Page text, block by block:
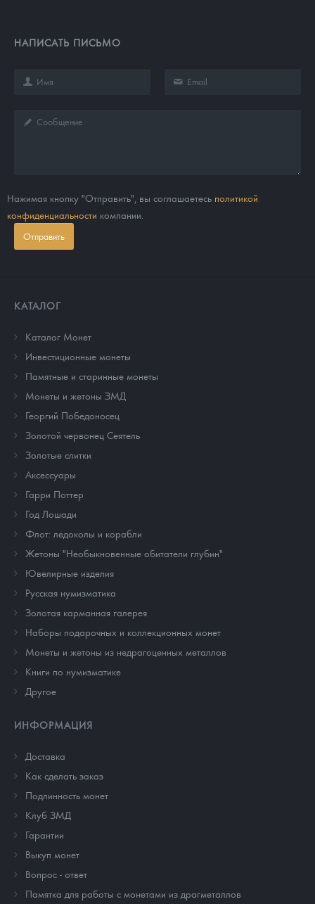
НАПИСАТЬ ПИСЬМО
Нажимая кнопку "Отправить", вы соглашаетесь политикой
конфиденциальности компании.
Отправить
КАТАЛОГ
Каталог Монет
Инвестиционные монеты
Памятные и старинные монеты
Монеты и жетоны ЗМД
Георгий Победоносец
Золотой червонец Сеятель
Золотые слитки
Аксессуары
Гарри Поттер
Год Лошади
Флот: ледоколы и корабли
Жетоны "Необыкновенные обитатели глубин"
Ювелирные изделия
Русская нумизматика
Золотая карманная галерея
Наборы подарочных и коллекционных монет
Монеты и жетоны из недрагоценных металлов
Книги по нумизматике
Другое
ИНФОРМАЦИЯ
Доставка
Как сделать заказ
Подлинность монет
Клуб ЗМД
Гарантии
Выкуп монет
Вопрос - ответ
Памятка для работы с монетами из драгметаллов